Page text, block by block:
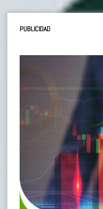
PUBLICIDAD